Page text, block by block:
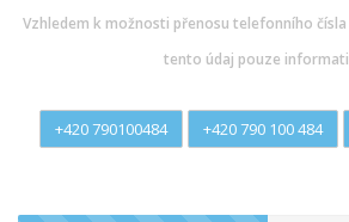
Vzhledem k možnosti přenosu telefonního
tento údaj pouze
+420 790100484 +420 790 100 484